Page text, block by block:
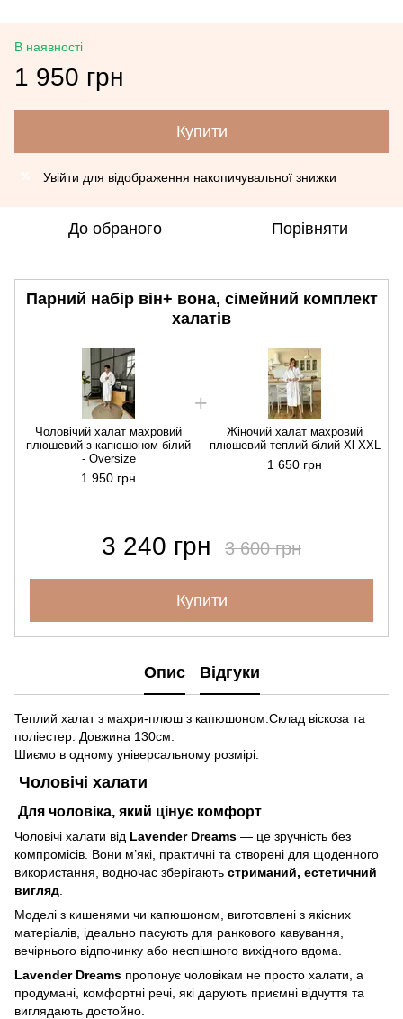
В наявності
1 950 грн
Купити
Увійти для відображення накопичувальної знижки
До обраного Порівняти
Парний набір він+ вона, сімейний комплект
халатів
Чоловічий халат махровий
плюшевий з капюшоном білий
- Oversize
1 950 грн
Жіночий халат махровий
плюшевий теплий білий Xl-XXL
1 650 грн
3 240 грн 3 600 грн
Купити
Опис Відгуки
Теплий халат з махри-плюш з капюшоном.Склад віскоза та
поліестер. Довжина 130см.
Шиємо в одному універсальному розмірі.
Чоловічі халати
Для чоловіка, який цінує комфорт
Чоловічі халати від Lavender Dreams — це зручність без
компромісів. Вони м’які, практичні та створені для щоденного
використання, водночас зберігають стриманий, естетичний
вигляд
Моделі з кишенями чи капюшоном, виготовлені з якісних
матеріалів, ідеально пасують для ранкового кавування,
вечірнього відпочинку або неспішного вихідного вдома.
Lavender Dreams пропонує чоловікам не просто халати, а
продумані, комфортні речі, які дарують приємні відчуття та
виглядають достойно.